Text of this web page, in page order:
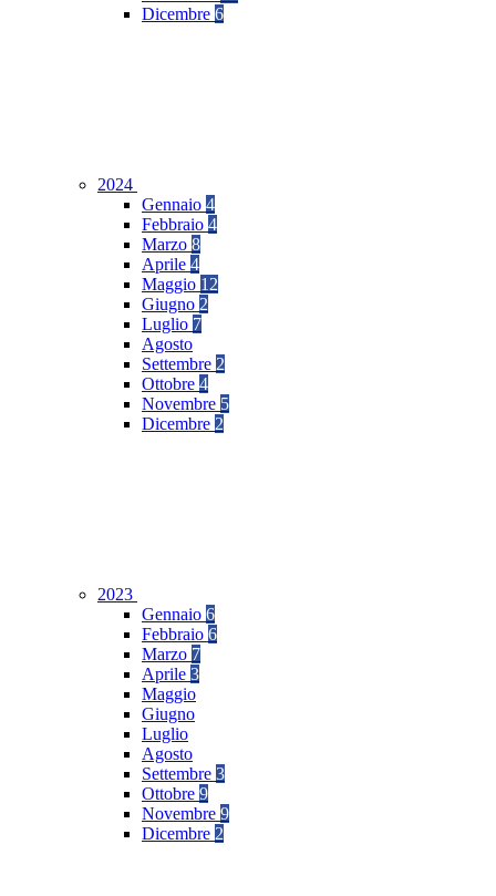
Dicembre 6
2024
Gennaio 4
Febbraio 4
Marzo 8
Aprile 4
Maggio 12
Giugno 2
Luglio 7
Agosto
Settembre 2
Ottobre 4
Novembre 5
Dicembre 2
2023
Gennaio 6
Febbraio 6
Marzo 7
Aprile 3
Maggio
Giugno
Luglio
Agosto
Settembre 3
Ottobre 9
Novembre 9
Dicembre 2